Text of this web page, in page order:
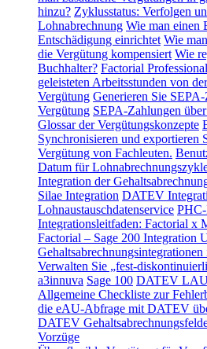
hinzu? Zyklusstatus: Verfolgen
Lohnabrechnung Wie man einen
Entschädigung einrichtet Wie
die Vergütung kompensiert Wie
Buchhalter? Factorial
geleisteten Arbeitsstunden von
Vergütung Generieren Sie
Vergütung SEPA-Zahlungen
Glossar der Vergütungskonzepte
Synchronisieren und exportieren
Vergütung von Fachleuten.
Datum für
Integration der
Silae Integration DATEV
Lohnaustauschdatenservice
Integrationsleitfaden: Factorial x
Factorial – Sage 200 Integration
Verwalten Sie „fest-
a3innuva Sage 100 DATEV
Allgemeine Checkliste zur
die eAU-Abfrage mit DATEV
DATEV
Vorzüge